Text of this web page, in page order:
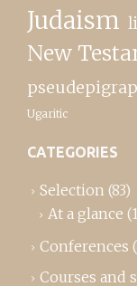
Judaism
New
Ugaritic
CATEGORIES
Selection (83)
At a glance
Conferences
Courses and